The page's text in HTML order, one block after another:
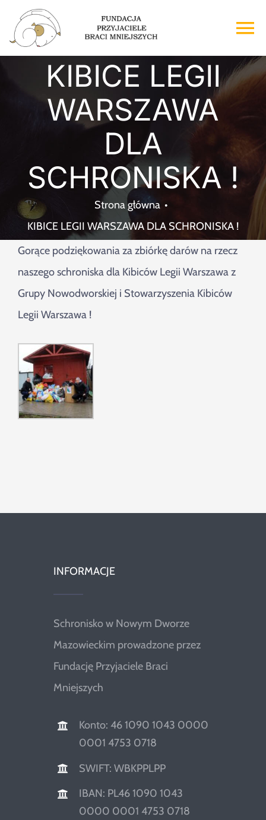
Przejdź
zawartości
Strona główna
Wsparcie
Kontakt
Szukaj
KIBICE LEGII
WARSZAWA
DLA
SCHRONISKA !
Strona główna
KIBICE LEGII WARSZAWA DLA SCHRONISKA !
Gorące podziękowania za zbiórkę darów na rzecz
naszego schroniska dla Kibiców Legii Warszawa z
Grupy Nowodworskiej i Stowarzyszenia Kibiców
Legii Warszawa !
INFORMACJE
Schronisko w Nowym Dworze
Mazowieckim prowadzone przez
Fundację Przyjaciele Braci
Mniejszych
Konto: 46 1090 1043 0000
0001 4753 0718
SWIFT: WBKPPLPP
IBAN: PL46 1090 1043
0000 0001 4753 0718